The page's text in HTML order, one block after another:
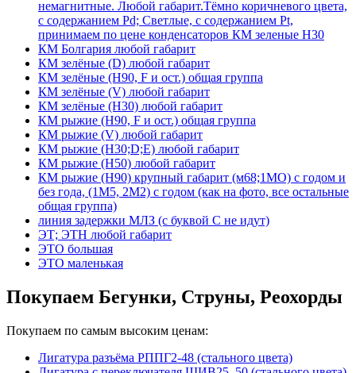
немагнитные. Любой габарит.Тёмно коричневого цвета,
с содержанием Pd; Светлые, с содержанием Pt,
принимаем по цене конденсаторов КМ зеленые Н30
КМ Болгария любой габарит
КМ зелёные (D) любой габарит
КМ зелёные (H90, F и ост.) общая группа
КМ зелёные (V) любой габарит
КМ зелёные (Н30) любой габарит
КМ рыжие (H90, F и ост.) общая группа
КМ рыжие (V) любой габарит
КМ рыжие (Н30;D;E) любой габарит
КМ рыжие (Н50) любой габарит
КМ рыжие (Н90) крупный габарит (м68;1МО) с годом и
без года, (1М5, 2М2) с годом (как на фото, все остальные
общая группа)
линия задержки МЛЗ (с буквой С не идут)
ЭТ; ЭТН любой габарит
ЭТО большая
ЭТО маленькая
Покупаем Бегунки, Струны, Реохорды
Покупаем по самым высоким ценам:
Лигатура разъёма РППГ2-48 (стального цвета)